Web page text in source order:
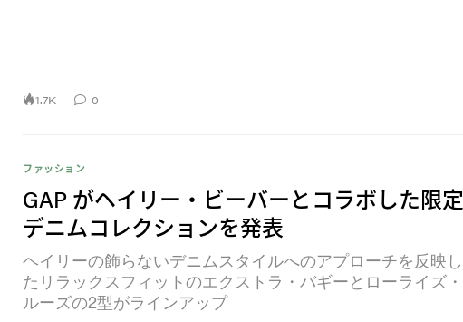
1.7K 0
ファッション
GAP がヘイリー・ビーバーとコラボした限定
デニムコレクションを発表
ヘイリーの飾らないデニムスタイルへのアプローチを反映し
たリラックスフィットのエクストラ・バギーとローライズ・
ルーズの2型がラインアップ